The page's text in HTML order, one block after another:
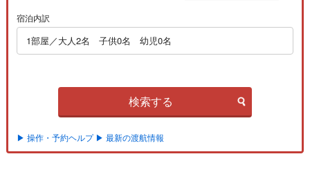
宿泊内訳
1部屋／大人2名 子供0名 幼児0名
検索する
▶ 操作・予約ヘルプ ▶ 最新の渡航情報